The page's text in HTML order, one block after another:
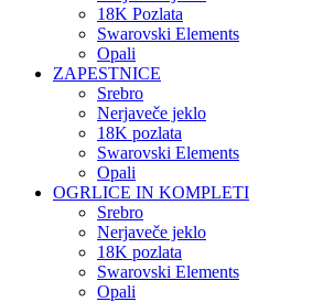
18K Pozlata
Swarovski Elements
Opali
ZAPESTNICE
Srebro
Nerjaveče jeklo
18K pozlata
Swarovski Elements
Opali
OGRLICE IN KOMPLETI
Srebro
Nerjaveče jeklo
18K pozlata
Swarovski Elements
Opali